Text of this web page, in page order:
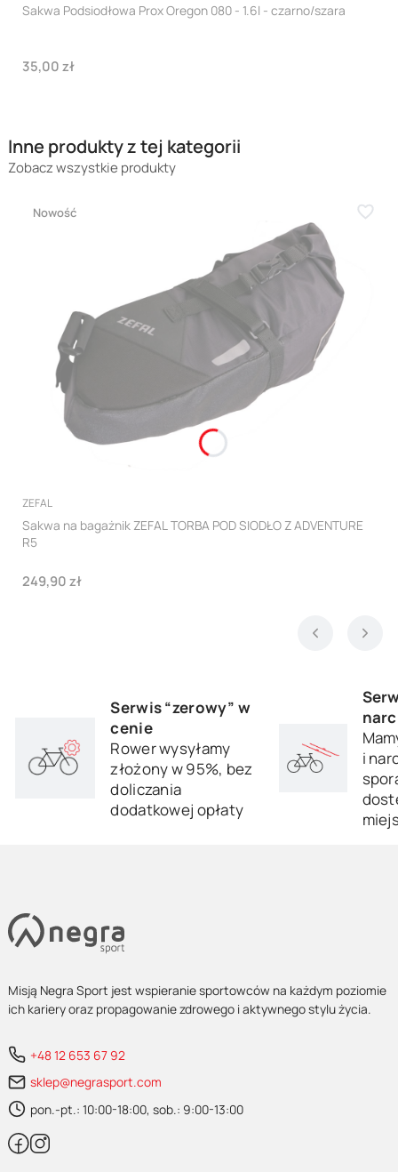
Sakwa Podsiodłowa Prox Oregon 080 - 1.6l - czarno/szara
Cena
35,00 zł
Inne produkty z tej kategorii
Zobacz wszystkie produkty
Nowość
PRODUCENT
ZEFAL
Sakwa na bagażnik ZEFAL TORBA POD SIODŁO Z ADVENTURE
R5
Cena
249,90 zł
Serwis “zerowy” w
cenie
Rower wysyłamy
złożony w 95%, bez
doliczania
dodatkowej opłaty
i
Misją Negra Sport jest wspieranie sportowców na każdym poziomie
ich kariery oraz propagowanie zdrowego i aktywnego stylu życia.
+48 12 653 67 92
sklep@negrasport.com
pon.-pt.: 10:00-18:00, sob.: 9:00-13:00